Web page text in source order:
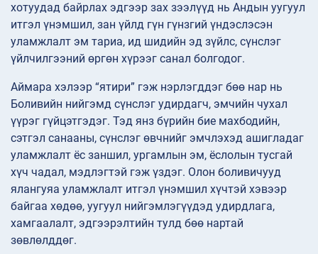
хотуудад байрлах эдгээр зах зээлүүд нь Андын уугуул
итгэл үнэмшил, зан үйлд гүн гүнзгий үндэслэсэн
уламжлалт эм тариа, ид шидийн эд зүйлс, сүнслэг
үйлчилгээний өргөн хүрээг санал болгодог.
Аймара хэлээр “ятири” гэж нэрлэгддэг бөө нар нь
Боливийн нийгэмд сүнслэг удирдагч, эмчийн чухал
үүрэг гүйцэтгэдэг. Тэд янз бүрийн бие махбодийн,
сэтгэл санааны, сүнслэг өвчнийг эмчлэхэд ашигладаг
уламжлалт ёс заншил, ургамлын эм, ёслолын тусгай
хүч чадал, мэдлэгтэй гэж үздэг. Олон боливичууд
ялангуяа уламжлалт итгэл үнэмшил хүчтэй хэвээр
байгаа хөдөө, уугуул нийгэмлэгүүдэд удирдлага,
хамгаалалт, эдгээрэлтийн тулд бөө нартай
зөвлөлддөг.